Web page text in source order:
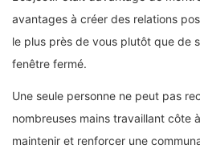
avantages à créer des relations
le plus près de vous plutôt que de
fenêtre fermé.
Une seule personne ne peut pas
nombreuses mains travaillant côte
maintenir et renforcer une